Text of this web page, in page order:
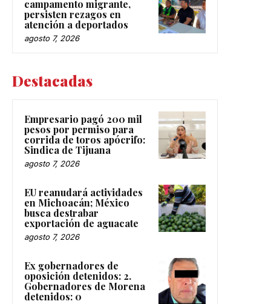
campamento migrante,
persisten rezagos en
atención a deportados
agosto 7, 2026
Destacadas
Empresario pagó 200 mil
pesos por permiso para
corrida de toros apócrifo:
Sindica de Tijuana
agosto 7, 2026
EU reanudará actividades
en Michoacán; México
busca destrabar
exportación de aguacate
agosto 7, 2026
Ex gobernadores de
oposición detenidos: 2.
Gobernadores de Morena
detenidos: 0